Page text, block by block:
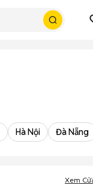
Hà Nội Đà Nẵng
Xem